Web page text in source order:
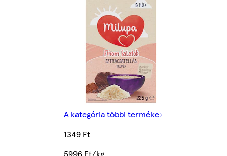
A kategória többi terméke
1349 Ft
5996 Ft/kg